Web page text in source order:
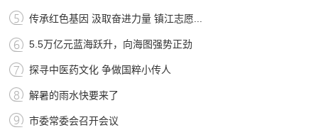
传承红色基因 汲取奋进力量 镇江志愿...
5.5万亿元蓝海跃升，向海图强势正劲
探寻中医药文化 争做国粹小传人
解暑的雨水快要来了
市委常委会召开会议